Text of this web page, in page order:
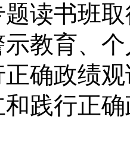
书班取
教育、
确政绩
践行正